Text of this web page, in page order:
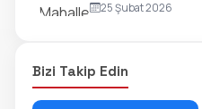
25 Şubat 2026
Bizi Takip Edin